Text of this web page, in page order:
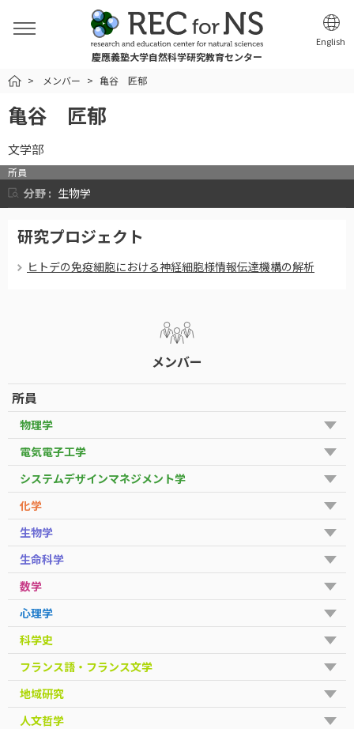
慶應義塾大学自然科学研究教育センター
English
HOMEメンバー 亀谷 匠郁
亀谷 匠郁
文学部
所員
分野 : 生物学
研究プロジェクト
ヒトデの免疫細胞における神経細胞様情報伝達機構の解析
メンバー
所員
物理学
電気電子工学
システムデザインマネジメント学
化学
生物学
生命科学
数学
心理学
科学史
フランス語・フランス文学
地域研究
人文哲学